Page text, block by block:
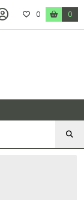
0 0